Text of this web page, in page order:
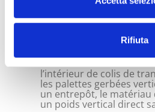
Rifiuta
sans s’affaisser ni éclater,
traditionnels.
Pour les articles
l’intérieur de colis de
les palettes gerbées
un entrepôt, le matériau
un poids vertical direct